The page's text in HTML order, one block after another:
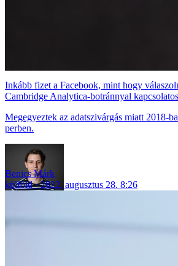
Inkább fizet a Facebook, mint hogy
Cambridge Analytica-botránnyal
Megegyeztek az adatszivárgás miatt 2018-
perben.
Benics Márk
külföld
2022. augusztus 28. 8:26